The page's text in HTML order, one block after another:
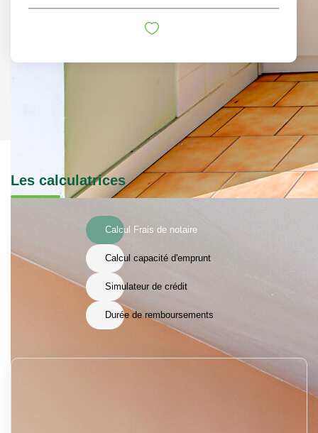
Les calculatrices
Calcul Frais de notaire
Calcul capacité d'emprunt
Simulateur de crédit
Durée de remboursements